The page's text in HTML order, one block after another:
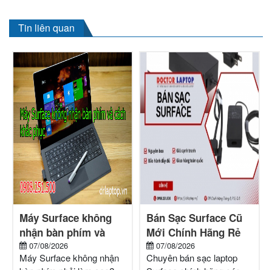
Tin liên quan
Máy Surface không
nhận bàn phím và
cách khắc phục
07/08/2026
Máy Surface không nhận
Bán Sạc Surface Cũ
Mới Chính Hãng Rẻ
nhất tại TPHCM
07/08/2026
Chuyên bán sạc laptop